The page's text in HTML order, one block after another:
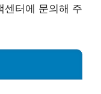
센터에 문의해 주